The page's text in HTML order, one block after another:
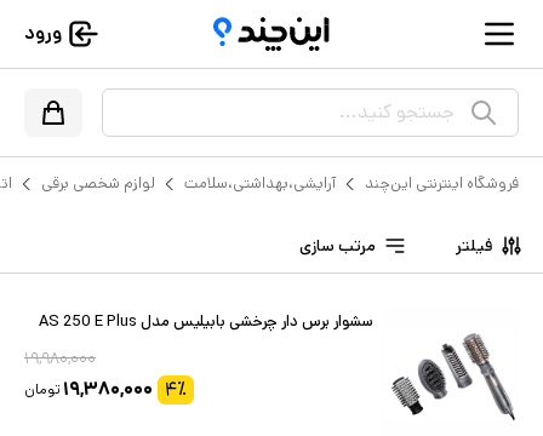
ورود
جستجو کنید...
فروشگاه اینترنتی این‌چند آرایشی،بهداشتی،سلامت لوازم شخصی برقی
فیلتر مرتب سازی
سشوار برس دار چرخشی بابیلیس مدل AS 250 E Plus
۱۹,۹۸۰,۰۰۰
۴٪ ۱۹,۳۸۰,۰۰۰ تومان